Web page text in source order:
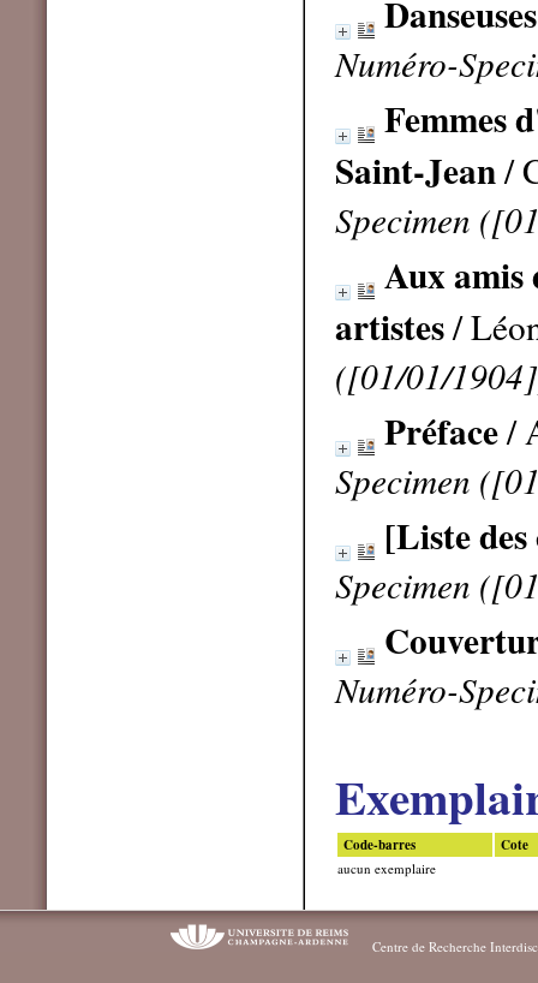
Numéro-
Femmes
Saint-Jean/
Specimen
Aux amis
artistes/
([01/01/
Préface/
Specimen
[Liste
Specimen
Numéro-
Code-barres Cote
aucun exemplaire
Centre de Recherche